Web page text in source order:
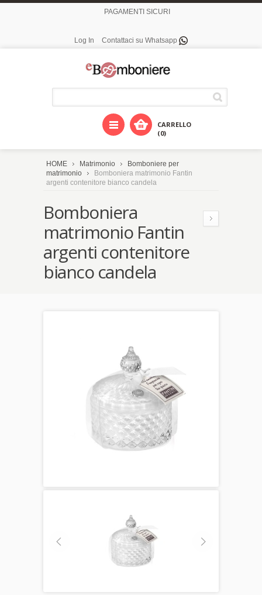
PAGAMENTI SICURI
Log In Contattaci su Whatsapp
CARRELLO
(0)
HOME Matrimonio
Bomboniere per
matrimonio
Bomboniera matrimonio Fantin
argenti contenitore bianco candela
Bomboniera
matrimonio Fantin
argenti contenitore
bianco candela